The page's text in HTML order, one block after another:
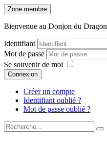
Zone membre
Bienvenue au Donjon du Dragon
Identifiant
Mot de passe
Se souvenir de moi
Connexion
Créer un compte
Identifiant oublié ?
Mot de passe oublié ?